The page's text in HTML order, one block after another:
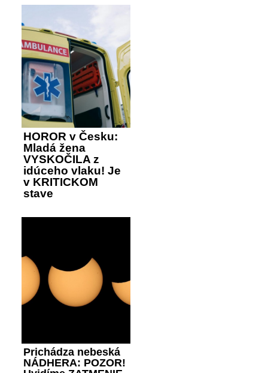
HOROR v Česku:
Mladá žena
VYSKOČILA z
idúceho vlaku! Je
v KRITICKOM
stave
Prichádza nebeská
NÁDHERA: POZOR!